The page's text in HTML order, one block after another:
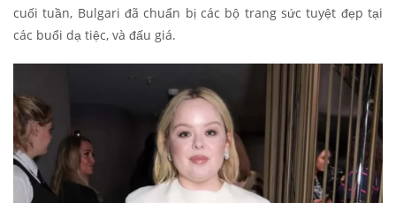
cuối tuần, Bulgari đã chuẩn bị các bộ trang sức tuyệt đẹp tại
các buổi dạ tiệc, và đấu giá.